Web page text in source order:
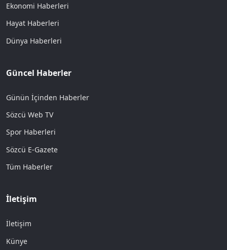
Ekonomi Haberleri
Hayat Haberleri
Dünya Haberleri
Güncel Haberler
Günün İçinden Haberler
Sözcü Web TV
Spor Haberleri
Sözcü E-Gazete
Tüm Haberler
İletişim
İletişim
Künye